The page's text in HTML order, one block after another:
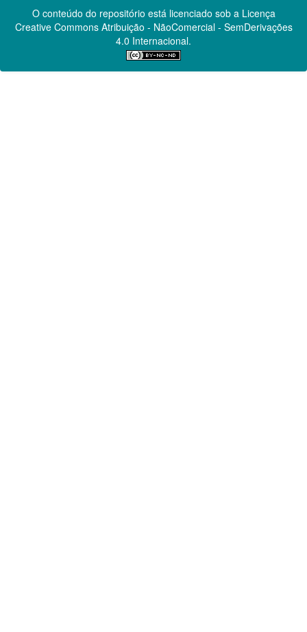
O conteúdo do repositório está licenciado sob a Licença
Creative CommonsAtribuição - NãoComercial - SemDerivações
4.0 Internacional.